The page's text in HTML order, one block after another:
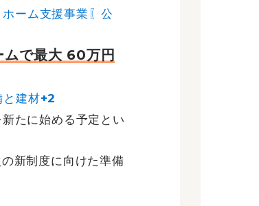
ーム支援事業〖公
ムで最大 60万円
建材+2
新たに始める予定とい
新制度に向けた準備